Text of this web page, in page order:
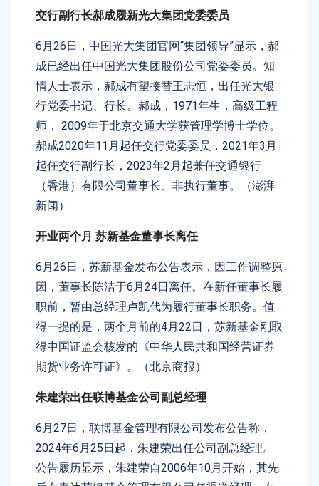
交行副行长郝成履新光大集团党委委员
6月26日，中国光大集团官网“集团领导”显示，郝
成已经出任中国光大集团股份公司党委委员。知
情人士表示，郝成有望接替王志恒，出任光大银
行党委书记、行长。郝成，1971年生，高级工程
师， 2009年于北京交通大学获管理学博士学位。
郝成2020年11月起任交行党委委员，2021年3月
起任交行副行长，2023年2月起兼任交通银行
（香港）有限公司董事长、非执行董事。（澎湃
新闻）
开业两个月 苏新基金董事长离任
6月26日，苏新基金发布公告表示，因工作调整原
因，董事长陈洁于6月24日离任。在新任董事长履
职前，暂由总经理卢凯代为履行董事长职务。值
得一提的是，两个月前的4月22日，苏新基金刚取
得中国证监会核发的《中华人民共和国经营证券
期货业务许可证》。（北京商报）
朱建荣出任联博基金公司副总经理
6月27日，联博基金管理有限公司发布公告称，
2024年6月25日起，朱建荣出任公司副总经理。
公告履历显示，朱建荣自2006年10月开始，其先